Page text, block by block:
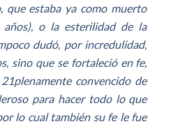
que estaba ya como muerto
años), o la esterilidad de la
dudó, por incredulidad,
sino que se fortaleció en fe,
convencido de
para hacer todo lo que
lo cual también su fe le fue